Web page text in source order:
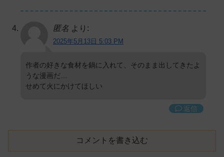
匿名 より:
2025年5月13日 5:03 PM
作者の好きな食材を鍋に入れて、そのまま出してきたよ
うな漫画だ…
せめて火にかけてほしい
返信
コメントを書き込む